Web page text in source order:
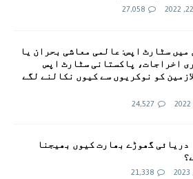
27,058
میں سٹارٹ اپس: عالمی معاشی بحران یا
اخراجات، پاکستانی سٹارٹ اپس
کو نوکریوں سے کیوں نکالنے لگے
24,527
دریائی گھوڑے بھارت کیوں بھیجنا
21,338